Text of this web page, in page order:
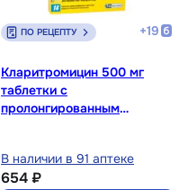
ПО РЕЦЕПТУ +19
Кларитромицин 500 мг
таблетки с
пролонгированным
В наличии в 91 аптеке
654 ₽